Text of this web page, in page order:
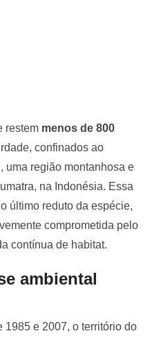
restem menos de 800
confinados ao
, uma região montanhosa e
na Indonésia. Essa
último reduto da espécie,
comprometida pelo
contínua de habitat.
ambiental
1985 e 2007, o território do